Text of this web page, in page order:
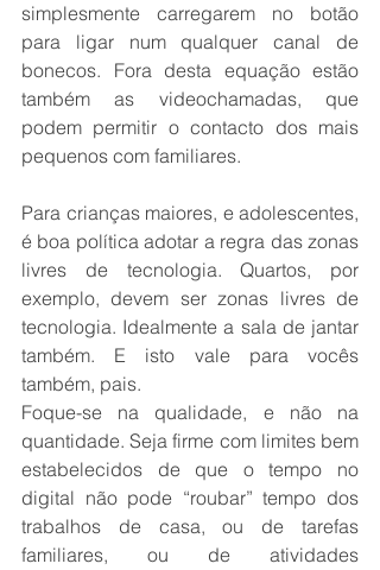
simplesmente carregarem no botão
para ligar num qualquer canal de
bonecos. Fora desta equação estão
também as videochamadas, que
podem permitir o contacto dos mais
pequenos com familiares.
Para crianças maiores, e adolescentes,
é boa política adotar a regra das zonas
livres de tecnologia. Quartos, por
exemplo, devem ser zonas livres de
tecnologia. Idealmente a sala de jantar
também. E isto vale para vocês
também, pais.
Foque-se na qualidade, e não na
quantidade. Seja firme com limites bem
estabelecidos de que o tempo no
digital não pode “roubar” tempo dos
trabalhos de casa, ou de tarefas
familiares, ou de atividades